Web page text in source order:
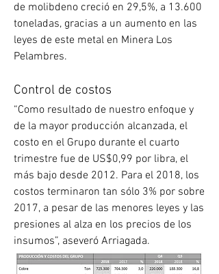
de molibdeno creció en 29,5%, a 13.600
toneladas, gracias a un aumento en las
leyes de este metal en Minera Los
Pelambres.
Control de costos
“Como resultado de nuestro enfoque y
de la mayor producción alcanzada, el
costo en el Grupo durante el cuarto
trimestre fue de US$0,99 por libra, el
más bajo desde 2012. Para el 2018, los
costos terminaron tan sólo 3% por sobre
2017, a pesar de las menores leyes y las
presiones al alza en los precios de los
insumos”, aseveró Arriagada.